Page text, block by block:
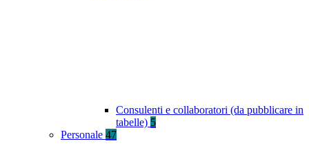
Consulenti e collaboratori (da pubblicare in
tabelle) 5
Personale 47